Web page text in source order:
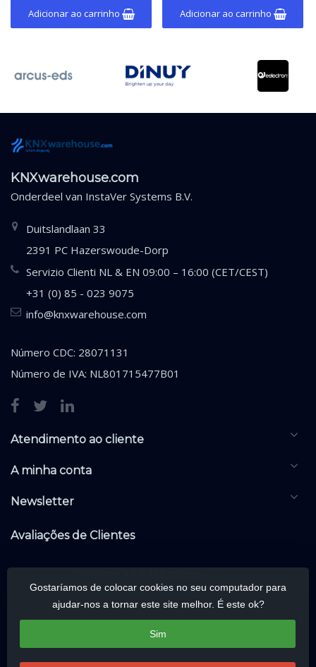
Adicionar ao carrinho Adicionar ao carrinho
KNXwarehouse.com
Onderdeel van InstaVer Systems B.V.
Duitslandlaan 33
2391 PC Hazerswoude-Dorp
Servizio Clienti NL & EN 09:00 – 16:00 (CET/CEST)
+31 (0) 85 - 023 9075
info@knxwarehouse.com
Número CDC: 28071131
Número de IVA: NL801715477B01
Atendimento ao cliente
A minha conta
Newsletter
Avaliações de Clientes
Gostaríamos de colocar cookies no seu computador para
ajudar-nos a tornar este site melhor. É este ok?
Sim